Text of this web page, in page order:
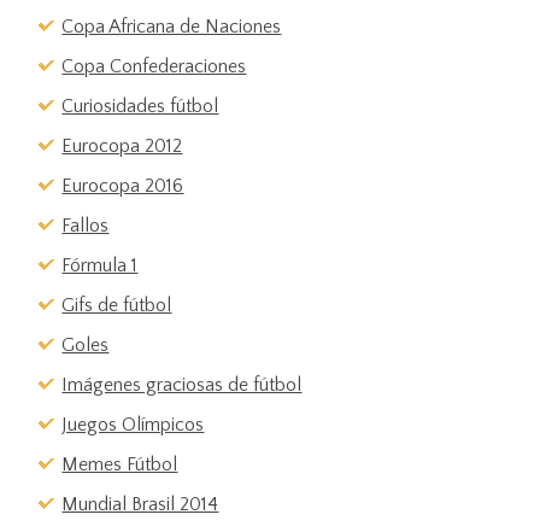
Copa Africana de Naciones
Copa Confederaciones
Curiosidades fútbol
Eurocopa 2012
Eurocopa 2016
Fallos
Fórmula 1
Gifs de fútbol
Goles
Imágenes graciosas de fútbol
Juegos Olímpicos
Memes Fútbol
Mundial Brasil 2014